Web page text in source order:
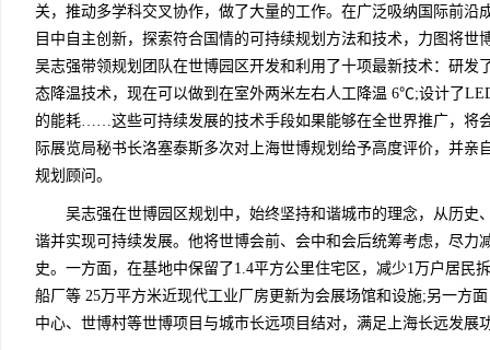
关，推动多学科交叉协作，做了大量的工作。在广泛吸纳国际前沿
目中自主创新，探索符合国情的可持续规划方法和技术，力图将世
吴志强带领规划团队在世博园区开发和利用了十项最新技术：研发
态降温技术，现在可以做到在室外两米左右人工降温 6℃;设计了
的能耗……这些可持续发展的技术手段如果能够在全世界推广，将
际展览局秘书长洛塞泰斯多次对上海世博规划给予高度评价，并亲
规划顾问。
吴志强在世博园区规划中，始终坚持和谐城市的理念，从历史
谐并实现可持续发展。他将世博会前、会中和会后统筹考虑，尽力
史。一方面，在基地中保留了1.4平方公里住宅区，减少1万户居民
船厂等 25万平方米近现代工业厂房更新为会展场馆和设施;另一方
中心、世博村等世博项目与城市长远项目结对，满足上海长远发展